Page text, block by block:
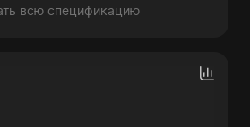
всю спецификацию